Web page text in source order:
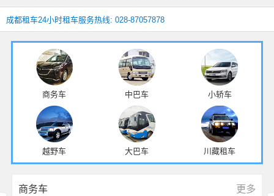
成都租车24小时租车服务热线: 028-87057878
商务车 中巴车 小轿车
越野车 大巴车 川藏租车
商务车 更多